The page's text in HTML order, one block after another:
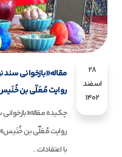
28
اسفند
1402
مقاله«بازخوانی سند
روایت مُعَلّی بن
چکیده
روایت مُعَلّی بن خُنَیس»
با اعتقادات...